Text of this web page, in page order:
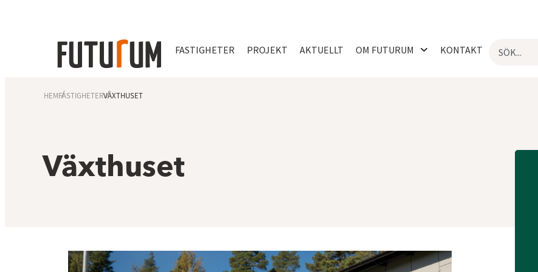
FASTIGHETER PROJEKT AKTUELLT OM FUTURUM KONTAKT
HEMFASTIGHETERVÄXTHUSET
Växthuset